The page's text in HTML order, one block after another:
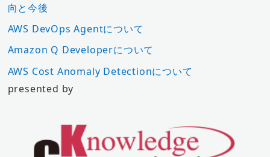
向と今後
AWS DevOps Agentについて
Amazon Q Developerについて
AWS Cost Anomaly Detectionについて
presented by